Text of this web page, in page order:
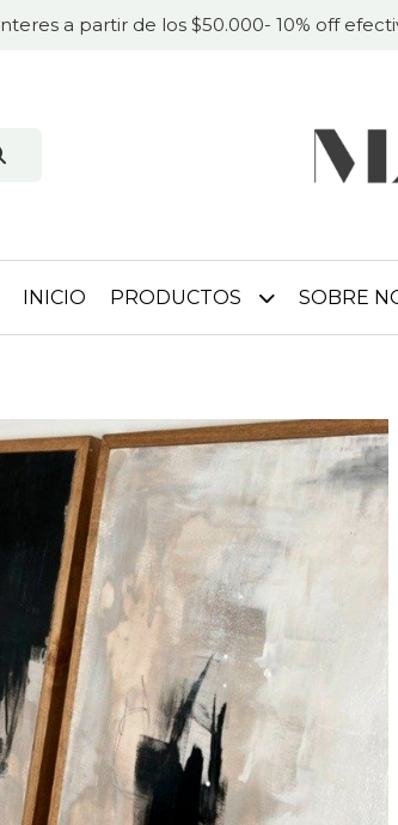
a partir de los $50.000- 10% off
INICIO PRODUCTOS SOBRE